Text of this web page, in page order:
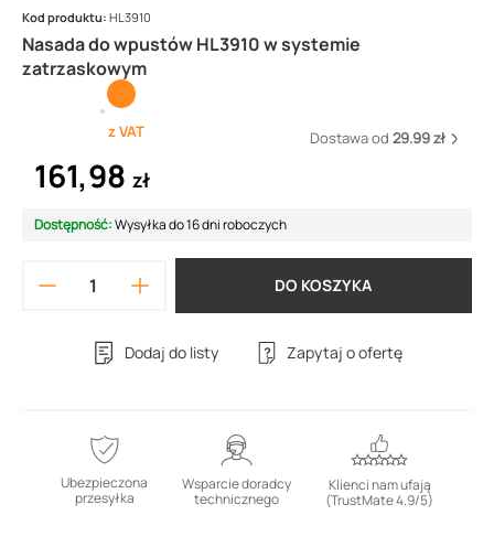
Nasada do wpustów HL3910 w systemie
zatrzaskowym
Kod produktu: HL3910
z VAT Dostawa od 29.99 zł
161,98 zł
Dostępność:Wysyłka do 16 dni roboczych
DO KOSZYKA
Dodaj do listy Zapytaj o ofertę
Ubezpieczona
przesyłka
Wsparcie doradcy
technicznego
Klienci nam ufają
(TrustMate 4.9/5)